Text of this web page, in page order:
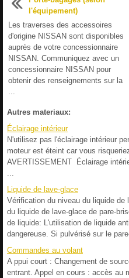
l'équipement)
Les traverses des accessoires
d'origine NISSAN sont disponibles
auprès de votre concessionnaire
NISSAN. Communiquez avec un
concessionnaire NISSAN pour
obtenir des renseignements sur la
Autres materiaux:
Éclairage intérieur
N'utilisez pas l'éclairage intérieur
moteur est éteint car vous
AVERTISSEMENT Éclairage
Liquide de lave-glace
Vérification du niveau du liquide de
du liquide de lave-glace de pare-
de liquide: L'utilisation de liquide
dangereuse. Si pulvérisé sur le
Commandes au volant
A ppui court : Changement de
entrant. Appel en cours : accès au